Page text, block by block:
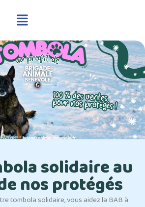
solidaire au
nos protégés
tombola solidaire, vous aidez la BAB à